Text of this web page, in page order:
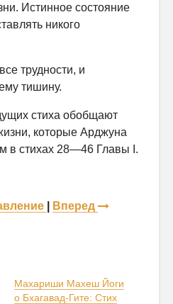
Истинное состояние
никого
трудности, и
тишину.
стиха обобщают
которые Арджуна
в стихах 28—46 Главы I.
Вперед
Махариши Махеш Йоги
о Бхагавад-Гите: Стих